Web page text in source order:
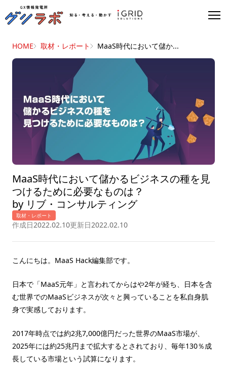
HOME 取材・レポート MaaS時代において儲か...
取材・レポート
作成日2022.02.10更新日2022.02.10
MaaS時代において儲かるビジネスの種を見
つけるために必要なものは？
by リブ・コンサルティング
こんにちは。MaaS Hack編集部です。
日本で「MaaS元年」と言われてからはや2年が経ち、日本を含
む世界でのMaaSビジネスが次々と興っていることを私自身肌
身で実感しております。
2017年時点では約2兆7,000億円だった世界のMaaS市場が、
2025年には約25兆円まで拡大するとされており、毎年130％成
長している市場という試算になります。